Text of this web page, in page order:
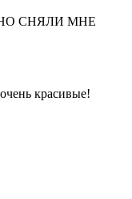
СНЯЛИ МНЕ
красивые!